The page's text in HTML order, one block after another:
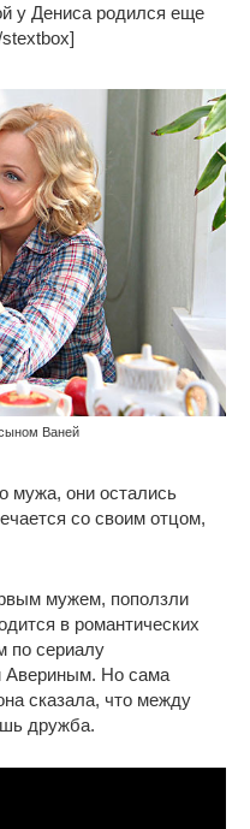
у Дениса родился еще
Ваней
мужа, они остались
со своим отцом,
мужем, поползли
в романтических
по сериалу
Но сама
сказала, что между
дружба.